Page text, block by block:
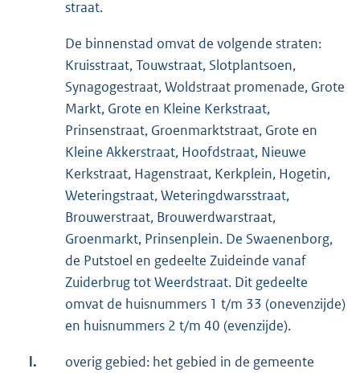
straat.
De binnenstad omvat de volgende straten:
Kruisstraat, Touwstraat, Slotplantsoen,
Synagogestraat, Woldstraat promenade, Grote
Markt, Grote en Kleine Kerkstraat,
Prinsenstraat, Groenmarktstraat, Grote en
Kleine Akkerstraat, Hoofdstraat, Nieuwe
Kerkstraat, Hagenstraat, Kerkplein, Hogetin,
Weteringstraat, Weteringdwarsstraat,
Brouwerstraat, Brouwerdwarstraat,
Groenmarkt, Prinsenplein. De Swaenenborg,
de Putstoel en gedeelte Zuideinde vanaf
Zuiderbrug tot Weerdstraat. Dit gedeelte
omvat de huisnummers 1 t/m 33 (onevenzijde)
en huisnummers 2 t/m 40 (evenzijde).
l.
overig gebied: het gebied in de gemeente